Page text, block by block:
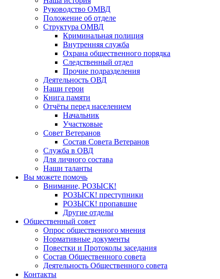
Руководство ОМВД
Положение об отделе
Структура ОМВД
Криминальная полиция
Внутренняя служба
Охрана общественного порядка
Следственный отдел
Прочие подразделения
Деятельность ОВД
Наши герои
Книга памяти
Отчёты перед населением
Начальник
Участковые
Совет Ветеранов
Состав Совета Ветеранов
Служба в ОВД
Для личного состава
Наши таланты
Вы можете помочь
Внимание, РОЗЫСК!
РОЗЫСК! преступники
РОЗЫСК! пропавшие
Другие отделы
Общественный совет
Опрос общественного мнения
Нормативные документы
Повестки и Протоколы заседания
Состав Общественного совета
Деятельность Общественного совета
Контакты